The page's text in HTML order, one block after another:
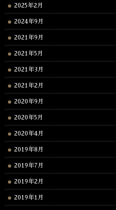
2025年2月
2024年9月
2021年9月
2021年5月
2021年3月
2021年2月
2020年9月
2020年5月
2020年4月
2019年8月
2019年7月
2019年2月
2019年1月